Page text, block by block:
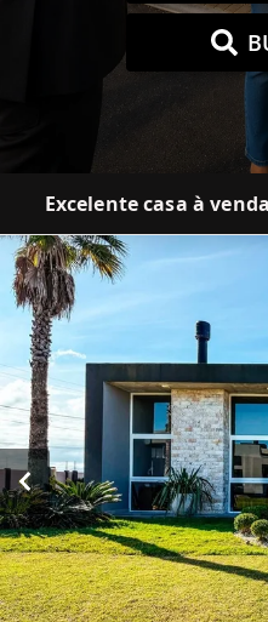
Excelente casa à